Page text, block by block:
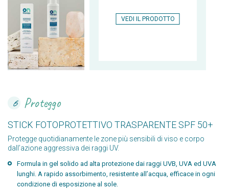
VEDI IL PRODOTTO
6 Proteggo
STICK FOTOPROTETTIVO TRASPARENTE SPF 50+
Protegge quotidianamente le zone più sensibili di viso e corpo
dall’azione aggressiva dei raggi UV.
Formula in gel solido ad alta protezione dai raggi UVB, UVA ed UVA
lunghi. A rapido assorbimento, resistente all’acqua, efficace in ogni
condizione di esposizione al sole.